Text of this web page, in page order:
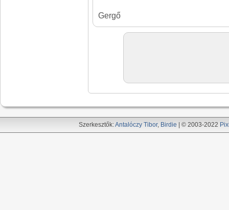
Gergő
Szerkesztők:Antalóczy Tibor, Birdie | © 2003-2022